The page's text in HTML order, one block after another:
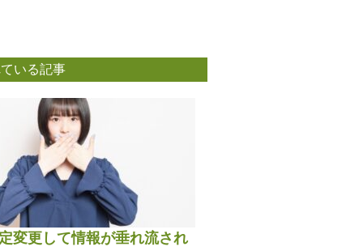
いる記事
変更して情報が垂れ流され